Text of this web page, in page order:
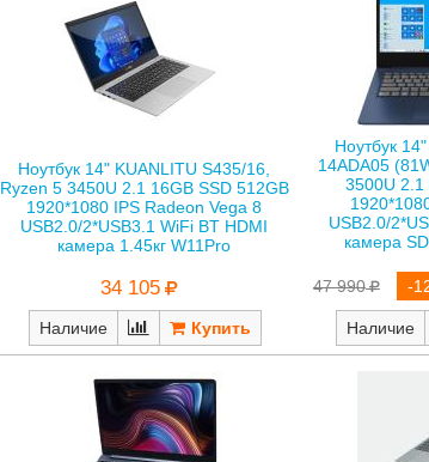
Ноутбук 14" KUANLITU S435/16,
Ryzen 5 3450U 2.1 16GB SSD 512GB
1920*1080 IPS Radeon Vega 8
USB2.0/2*USB3.1 WiFi BT HDMI
камера 1.45кг W11Pro
34 105
Наличие
Ноутбук
14ADA05
3500U 2.1
USB2.0/
камера
47 990 -
Наличие